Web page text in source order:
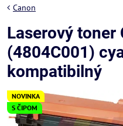
NOVINKA
S ČIPOM
Canon
Laserový toner
(4804C001)
kompatibilný